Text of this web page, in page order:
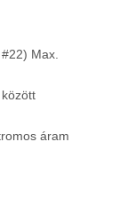
Max.
+130°C között
áram